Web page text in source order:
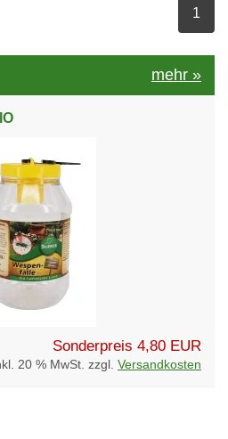
1
mehr »
Sonderpreis 4,80 EUR
20 % MwSt. zzgl. Versandkosten